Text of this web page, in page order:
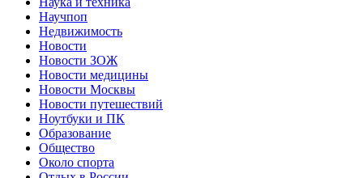
Научпоп
Недвижимость
Новости
Новости ЗОЖ
Новости медицины
Новости Москвы
Новости путешествий
Ноутбуки и ПК
Образование
Общество
Около спорта